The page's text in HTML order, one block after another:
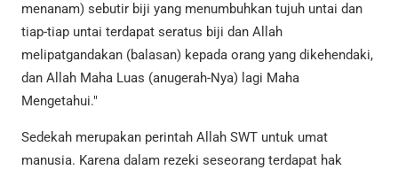
menanam) sebutir biji yang menumbuhkan tujuh untai dan
tiap-tiap untai terdapat seratus biji dan Allah
melipatgandakan (balasan) kepada orang yang dikehendaki,
dan Allah Maha Luas (anugerah-Nya) lagi Maha
Mengetahui."
Sedekah merupakan perintah Allah SWT untuk umat
manusia. Karena dalam rezeki seseorang terdapat hak